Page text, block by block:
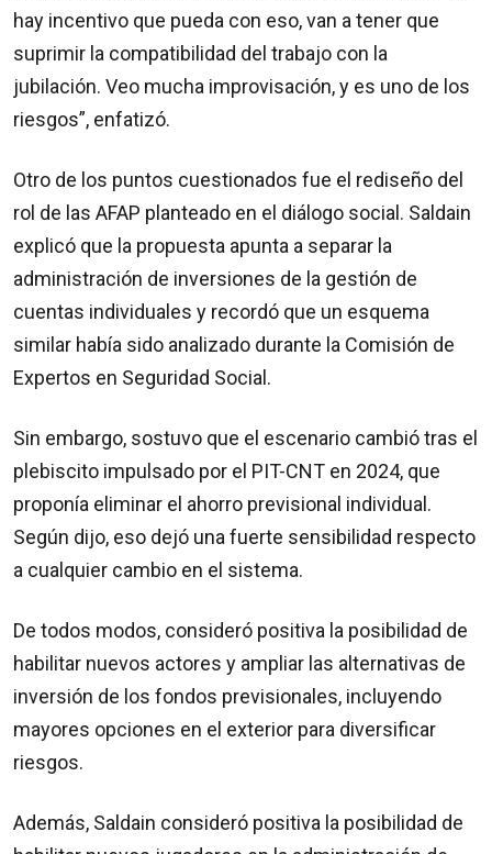
hay incentivo que pueda con eso, van a tener que
suprimir la compatibilidad del trabajo con la
jubilación. Veo mucha improvisación, y es uno de los
riesgos”, enfatizó.
Otro de los puntos cuestionados fue el rediseño del
rol de las AFAP planteado en el diálogo social. Saldain
explicó que la propuesta apunta a separar la
administración de inversiones de la gestión de
cuentas individuales y recordó que un esquema
similar había sido analizado durante la Comisión de
Expertos en Seguridad Social.
Sin embargo, sostuvo que el escenario cambió tras el
plebiscito impulsado por el PIT-CNT en 2024, que
proponía eliminar el ahorro previsional individual.
Según dijo, eso dejó una fuerte sensibilidad respecto
a cualquier cambio en el sistema.
De todos modos, consideró positiva la posibilidad de
habilitar nuevos actores y ampliar las alternativas de
inversión de los fondos previsionales, incluyendo
mayores opciones en el exterior para diversificar
riesgos.
Además, Saldain consideró positiva la posibilidad de